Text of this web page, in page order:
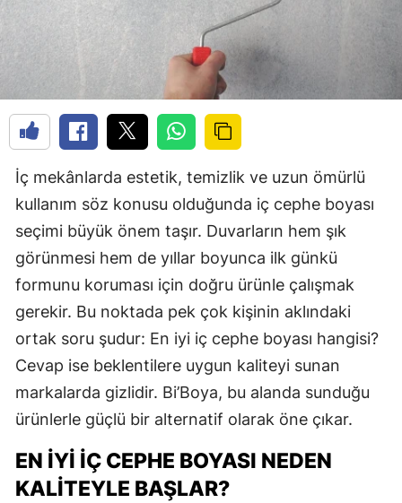
İç mekânlarda estetik, temizlik ve uzun ömürlü
kullanım söz konusu olduğunda iç cephe boyası
seçimi büyük önem taşır. Duvarların hem şık
görünmesi hem de yıllar boyunca ilk günkü
formunu koruması için doğru ürünle çalışmak
gerekir. Bu noktada pek çok kişinin aklındaki
ortak soru şudur: En iyi iç cephe boyası hangisi?
Cevap ise beklentilere uygun kaliteyi sunan
markalarda gizlidir. Bi’Boya, bu alanda sunduğu
ürünlerle güçlü bir alternatif olarak öne çıkar.
EN İYI İÇ CEPHE BOYASI NEDEN
KALITEYLE BAŞLAR?